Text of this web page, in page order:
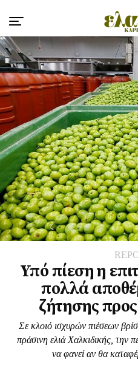
Υπό πίεση η
πολλά
ζήτησης
Σε κλοιό ισχυρών πιέσεων
πράσινη ελιά Χαλκιδικής, την
να φανεί αν θα